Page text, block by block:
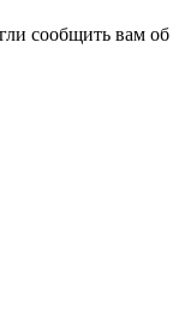
сообщить вам об